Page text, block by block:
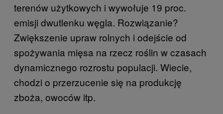
terenów użytkowych i wywołuje 19 proc.
emisji dwutlenku węgla. Rozwiązanie?
Zwiększenie upraw rolnych i odejście od
spożywania mięsa na rzecz roślin w czasach
dynamicznego rozrostu populacji. Wiecie,
chodzi o przerzucenie się na produkcję
zboża, owoców itp.